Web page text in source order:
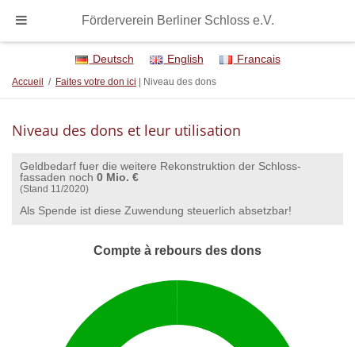
Deutsch English Francais
Accueil / Faites votre don ici | Niveau des dons
Niveau des dons et leur utilisation
Geldbedarf fuer die weitere Rekonstruktion der Schloss-
fassaden noch 0 Mio. €
(Stand 11/2020)
Als Spende ist diese Zuwendung steuerlich absetzbar!
Compte à rebours des dons
Förderverein Berliner Schloss e.V.